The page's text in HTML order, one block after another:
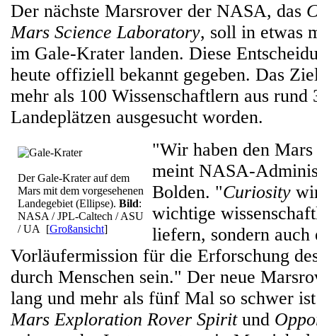
Der nächste Marsrover der NASA, das
Mars Science Laboratory, soll in etwas
im Gale-Krater landen. Diese
heute offiziell bekannt gegeben. Das
mehr als 100 Wissenschaftlern aus rund
Landeplätzen ausgesucht worden.
Der Gale-Krater auf dem
Mars mit dem vorgesehenen
Landegebiet (Ellipse). Bild:
NASA / JPL-Caltech / ASU
/ UA [Großansicht]
"Wir haben den
meint NASA-
Bolden. "Curiosity
wichtige
liefern, sondern auch
Vorläufermission für die Erforschung
durch Menschen sein." Der neue
lang und mehr als fünf Mal so schwer
Mars Exploration Rover Spiritund